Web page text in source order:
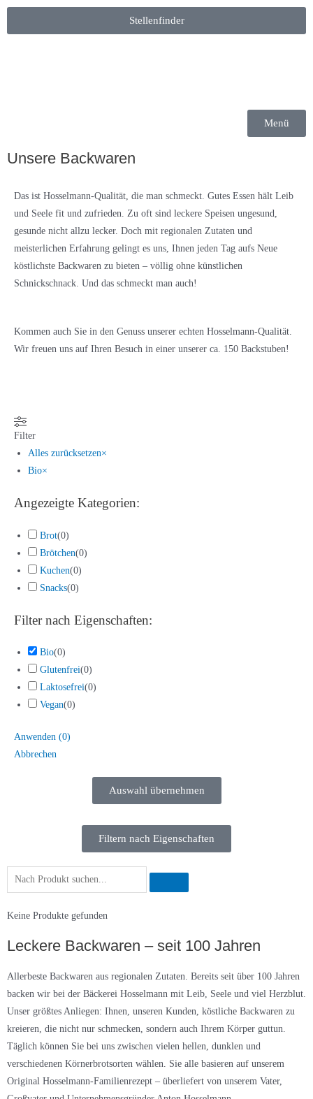
Stellenfinder
Menü
Unsere Backwaren
Das ist Hosselmann-Qualität, die man schmeckt. Gutes Essen hält Leib
und Seele fit und zufrieden. Zu oft sind leckere Speisen ungesund,
gesunde nicht allzu lecker. Doch mit regionalen Zutaten und
meisterlichen Erfahrung gelingt es uns, Ihnen jeden Tag aufs Neue
köstlichste Backwaren zu bieten – völlig ohne künstlichen
Schnickschnack. Und das schmeckt man auch!
Kommen auch Sie in den Genuss unserer echten Hosselmann-Qualität.
Wir freuen uns auf Ihren Besuch in einer unserer ca. 150 Backstuben!
Filter
Alles zurücksetzen×
Bio×
Angezeigte Kategorien:
Brot(0)
Brötchen(0)
Kuchen(0)
Snacks(0)
Filter nach Eigenschaften:
Bio(0)
Glutenfrei(0)
Laktosefrei(0)
Vegan(0)
Anwenden (0)
Abbrechen
Auswahl übernehmen
Filtern nach Eigenschaften
Keine Produkte gefunden
Leckere Backwaren – seit 100 Jahren
Allerbeste Backwaren aus regionalen Zutaten. Bereits seit über 100 Jahren
backen wir bei der Bäckerei Hosselmann mit Leib, Seele und viel Herzblut.
Unser größtes Anliegen: Ihnen, unseren Kunden, köstliche Backwaren zu
kreieren, die nicht nur schmecken, sondern auch Ihrem Körper guttun.
Täglich können Sie bei uns zwischen vielen hellen, dunklen und
verschiedenen Körnerbrotsorten wählen. Sie alle basieren auf unserem
Original Hosselmann-Familienrezept – überliefert von unserem Vater,